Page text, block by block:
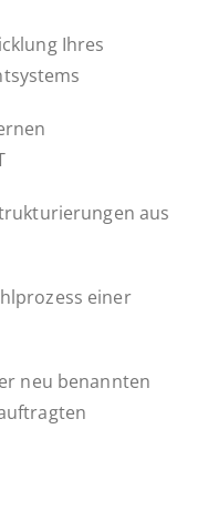
Ihres
aus
einer
neu benannten